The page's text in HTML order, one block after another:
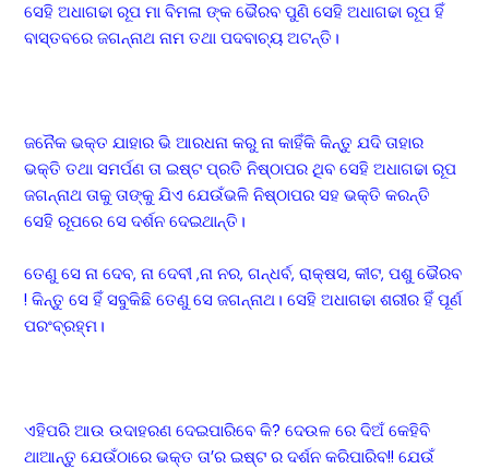
ସେହି ଅଧାଗଢା ରୂପ ମା ବିମଳା ଙ୍କ ଭୈରବ ପୁଣି ସେହି ଅଧାଗଢା ରୂପ ହିଁ
ବାସ୍ତବରେ ଜଗନ୍ନାଥ ନାମ ତଥା ପଦବାଚ୍ୟ ଅଟନ୍ତି।
ଜନୈକ ଭକ୍ତ ଯାହାର ଭି ଆରଧନା କରୁ ନା କାହିଁକି କିନ୍ତୁ ଯଦି ତାହାର
ଭକ୍ତି ତଥା ସମର୍ପଣ ତା ଇଷ୍ଟ ପ୍ରତି ନିଷ୍ଠାପର ଥିବ ସେହି ଅଧାଗଢା ରୂପ
ଜଗନ୍ନାଥ ତାକୁ ତାଙ୍କୁ ଯିଏ ଯେଉଁଭଳି ନିଷ୍ଠାପର ସହ ଭକ୍ତି କରନ୍ତି
ସେହି ରୂପରେ ସେ ଦର୍ଶନ ଦେଇଥାନ୍ତି।
ତେଣୁ ସେ ନା ଦେବ, ନା ଦେବୀ ,ନା ନର, ଗନ୍ଧର୍ବ, ରାକ୍ଷସ, କୀଟ, ପଶୁ ଭୈରବ
! କିନ୍ତୁ ସେ ହିଁ ସବୁକିଛି ତେଣୁ ସେ ଜଗନ୍ନାଥ। ସେହି ଅଧାଗଢା ଶରୀର ହିଁ ପୂର୍ଣ
ପରଂବ୍ରହ୍ମ।
ଏହିପରି ଆଉ ଉଦାହରଣ ଦେଇପାରିବେ କି? ଦେଉଳ ରେ ଦିଅଁ କେହିବି
ଥାଆନ୍ତୁ ଯେଉଁଠାରେ ଭକ୍ତ ତା’ର ଇଷ୍ଟ ର ଦର୍ଶନ କରିପାରିବ!! ଯେଉଁ